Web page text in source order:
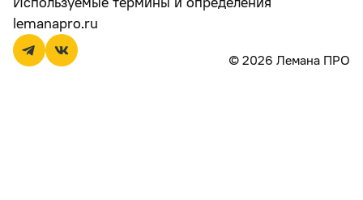
lemanapro.ru
© 2026 Лемана ПРО